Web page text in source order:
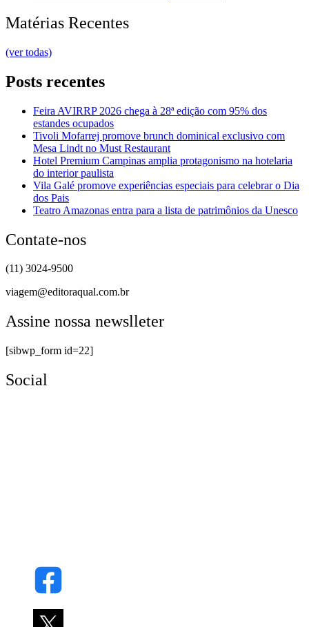
Matérias Recentes
(ver todas)
Posts recentes
Feira AVIRRP 2026 chega à 28ª edição com 95% dos
estandes ocupados
Tivoli Mofarrej promove brunch dominical exclusivo com
Mesa Lindt no Must Restaurant
Hotel Premium Campinas amplia protagonismo na hotelaria
do interior paulista
Vila Galé promove experiências especiais para celebrar o Dia
dos Pais
Teatro Amazonas entra para a lista de patrimônios da Unesco
Contate-nos
(11) 3024-9500
viagem@editoraqual.com.br
Assine nossa newslleter
[sibwp_form id=22]
Social